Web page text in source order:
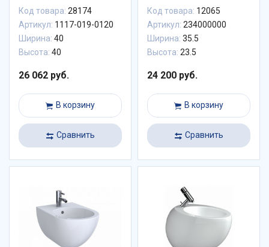
Код товара: 28174
Артикул: 1117-019-0120
Ширина: 40
Высота: 40
26 062 руб.
В корзину
Сравнить
Код товара: 12065
Артикул: 234000000
Ширина: 35.5
Высота: 23.5
24 200 руб.
В корзину
Сравнить